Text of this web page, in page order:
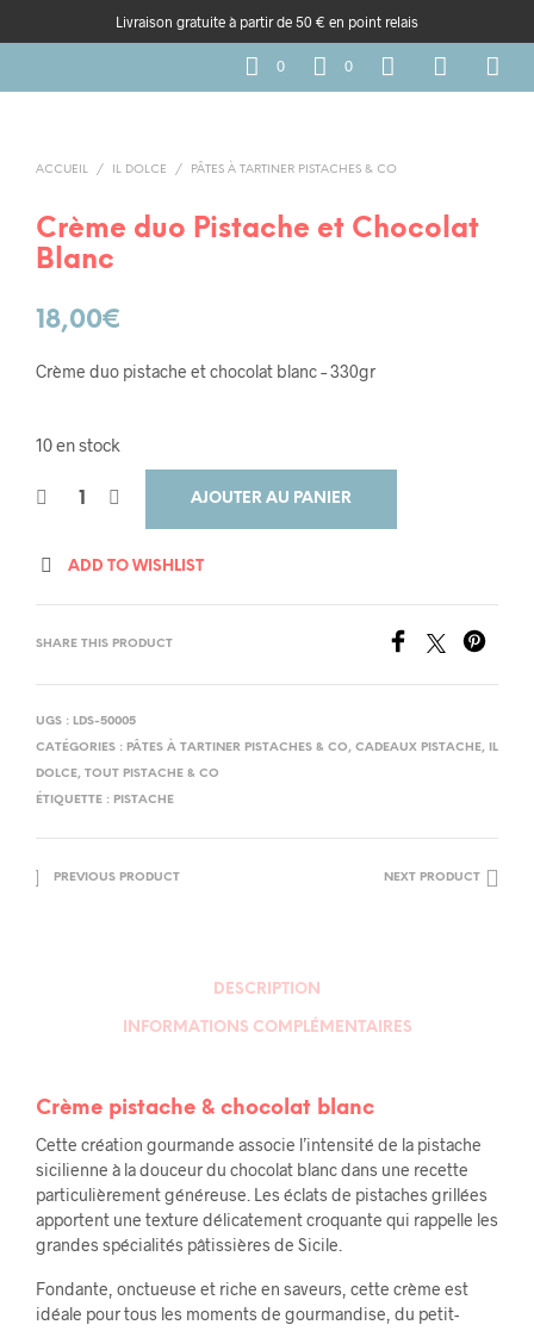
Livraison gratuite à partir de 50 € en point relais
0 0
ACCUEIL / IL DOLCE / PÂTES À TARTINER PISTACHES & CO
Crème duo Pistache et Chocolat
Blanc
18,00€
Crème duo pistache et chocolat blanc – 330gr
10 en stock
AJOUTER AU PANIER
ADD TO WISHLIST
SHARE THIS PRODUCT
UGS : LDS-50005
CATÉGORIES : PÂTES À TARTINER PISTACHES & CO, CADEAUX PISTACHE,
IL
DOLCE, TOUT PISTACHE & CO
ÉTIQUETTE : PISTACHE
PREVIOUS PRODUCT NEXT PRODUCT
DESCRIPTION
INFORMATIONS COMPLÉMENTAIRES
Crème pistache & chocolat blanc
Cette création gourmande associe l’intensité de la pistache
sicilienne à la douceur du chocolat blanc dans une recette
particulièrement généreuse. Les éclats de pistaches grillées
apportent une texture délicatement croquante qui rappelle les
grandes spécialités pâtissières de Sicile.
Fondante, onctueuse et riche en saveurs, cette crème est
idéale pour tous les moments de gourmandise, du petit-